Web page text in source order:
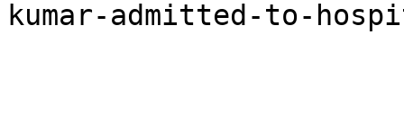
kumar-admitted-to-